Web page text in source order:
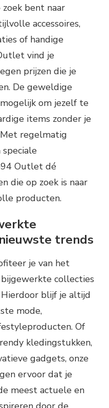
zoek bent naar
accessoires,
of handige
vind je
prijzen die je
De geweldige
om jezelf te
items zonder je
regelmatig
Outlet dé
die op zoek is naar
producten.
trends
je van het
collecties
blijf je altijd
mode,
Of
kledingstukken,
gadgets, onze
ervoor dat je
meest actuele en